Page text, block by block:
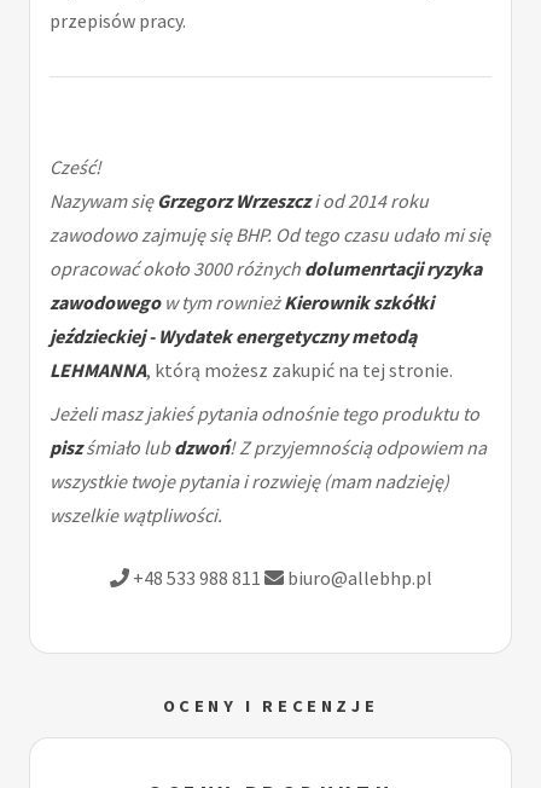
przepisów pracy.
Cześć!
Nazywam sięGrzegorz Wrzeszczi od 2014 roku
zawodowo zajmuję się BHP. Od tego czasu udało mi się
opracować około 3000 różnych dolumenrtacji ryzyka
zawodowegow tym rownieżKierownik szkółki
jeździeckiej - Wydatek energetyczny metodą
LEHMANNA, którą możesz zakupić na tej stronie.
Jeżeli masz jakieś pytania odnośnie tego produktu to
piszśmiało lubdzwoń! Z przyjemnością odpowiem na
wszystkie twoje pytania i rozwieję (mam nadzieję)
wszelkie wątpliwości.
+48 533 988 811 biuro@allebhp.pl
OCENY I RECENZJE